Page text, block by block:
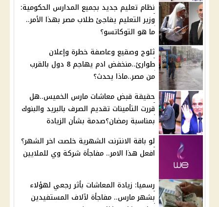
نظام تعليم جديد بجميع المدارس الحكومية:
وزير التعليم يفاجئ طلاب مصر بهذا الأمر..
ما هو التوكاتسو؟
ثلوج وصقيع وعاصفة خطرة وإعلان
طوارئ..منخفض ادم يهاجم 8 دول بالقرب
من مصر..ماذا يحدث؟
حقيقة قبض معاشات مارس الخميس..هل
قررت التأمينات تقديم الصرف بالبريد والبنوك
بمناسبة رمضان؟صدمة بشأن الزيادة
لو باقة الانترنت الشهرية خلصت اخر الشهر؟
افعل هذا الامر.. مفاجأة شركة وي للملايين
رسميا: زيادة المعاشات بأثر رجعي لهؤلاء
بشهر مارس.. مفاجأة لآلاف المستفيدين